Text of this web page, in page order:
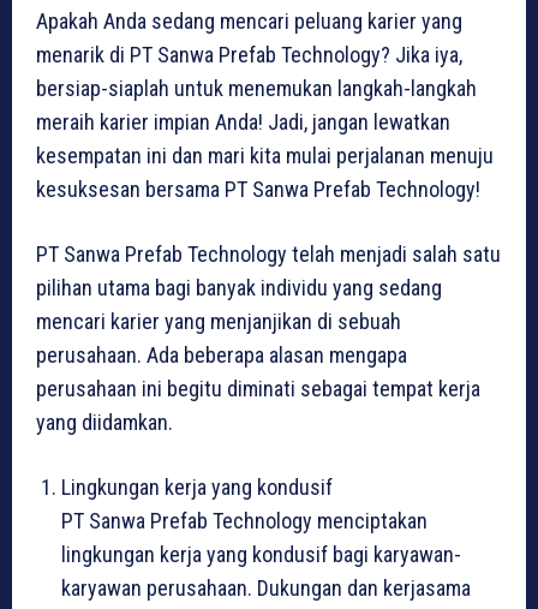
Apakah Anda sedang mencari peluang karier yang
menarik di PT Sanwa Prefab Technology? Jika iya,
bersiap-siaplah untuk menemukan langkah-langkah
meraih karier impian Anda! Jadi, jangan lewatkan
kesempatan ini dan mari kita mulai perjalanan menuju
kesuksesan bersama PT Sanwa Prefab Technology!
PT Sanwa Prefab Technology telah menjadi salah satu
pilihan utama bagi banyak individu yang sedang
mencari karier yang menjanjikan di sebuah
perusahaan. Ada beberapa alasan mengapa
perusahaan ini begitu diminati sebagai tempat kerja
yang diidamkan.
Lingkungan kerja yang kondusif
PT Sanwa Prefab Technology menciptakan
lingkungan kerja yang kondusif bagi karyawan-
karyawan perusahaan. Dukungan dan kerjasama